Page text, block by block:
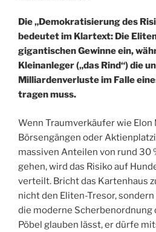
Die „Demokratisierung des
bedeutet im Klartext: Die
gigantischen Gewinne ein,
Kleinanleger („das Rind“) die
Milliardenverluste im Falle
tragen muss.
Wenn Traumverkäufer wie Elon
Börsengängen oder
massiven Anteilen von rund 30
gehen, wird das Risiko auf
verteilt. Bricht das Kartenhaus
nicht den Eliten-Tresor,
die moderne Scherbenordnung
Pöbel glauben lässt, er dürfe